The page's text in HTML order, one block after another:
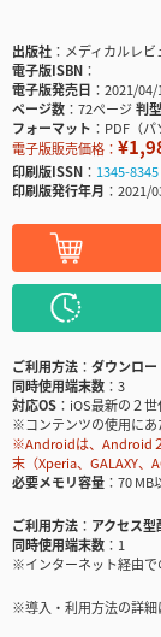
出版社
メディカルレビ
電子版ISBN
電子版発売日
2021/04/
ページ数
72ページ判型
フォーマット
PDF（パ
電子版販売価格：
印刷版ISSN
1345-8345
印刷版発行年月
2021/
ご利用方法
ダウンロー
同時使用端末数
3
対応OS
iOS最新の２
※コンテンツの使用に
※Androidは、Android
末（Xperia、GALAXY、
必要メモリ容量
70 MB
ご利用方法
アクセス型
同時使用端末数
1
※インターネット経由で
※導入・利用方法の詳細